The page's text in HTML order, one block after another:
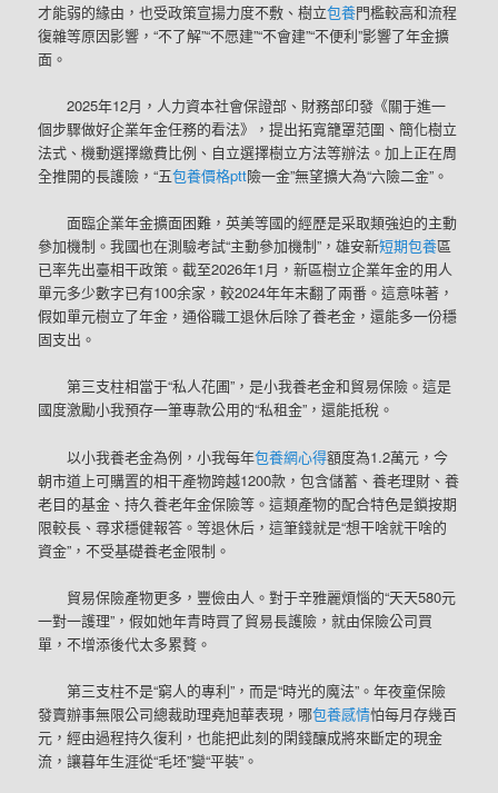
才能弱的緣由，也受政策宣揚力度不敷、樹立包養門檻較高和流程
復雜等原因影響，“不了解”“不愿建”“不會建”“不便利”影響了年金擴
面。
2025年12月，人力資本社會保證部、財務部印發《關于進一
個步驟做好企業年金任務的看法》，提出拓寬籠罩范圍、簡化樹立
法式、機動選擇繳費比例、自立選擇樹立方法等辦法。加上正在周
全推開的長護險，“五包養價格ptt險一金”無望擴大為“六險二金”。
面臨企業年金擴面困難，英美等國的經歷是采取類強迫的主動
參加機制。我國也在測驗考試“主動參加機制”，雄安新短期包養區
已率先出臺相干政策。截至2026年1月，新區樹立企業年金的用人
單元多少數字已有100余家，較2024年年末翻了兩番。這意味著，
假如單元樹立了年金，通俗職工退休后除了養老金，還能多一份穩
固支出。
第三支柱相當于“私人花圃”，是小我養老金和貿易保險。這是
國度激勵小我預存一筆專款公用的“私租金”，還能抵稅。
以小我養老金為例，小我每年包養網心得額度為1.2萬元，今
朝市道上可購置的相干產物跨越1200款，包含儲蓄、養老理財、養
老目的基金、持久養老年金保險等。這類產物的配合特色是鎖按期
限較長、尋求穩健報答。等退休后，這筆錢就是“想干啥就干啥的
資金”，不受基礎養老金限制。
貿易保險產物更多，豐儉由人。對于辛雅麗煩惱的“天天580元
一對一護理”，假如她年青時買了貿易長護險，就由保險公司買
單，不增添後代太多累贅。
第三支柱不是“窮人的專利”，而是“時光的魔法”。年夜童保險
發賣辦事無限公司總裁助理堯旭華表現，哪包養感情怕每月存幾百
元，經由過程持久復利，也能把此刻的閑錢釀成將來斷定的現金
流，讓暮年生涯從“毛坯”變“平裝”。